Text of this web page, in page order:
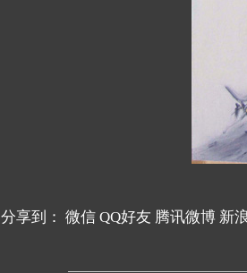
分享到： 微信 QQ好友 腾讯微博 新